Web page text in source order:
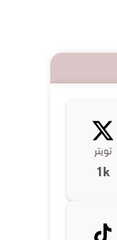
تويتر
1k